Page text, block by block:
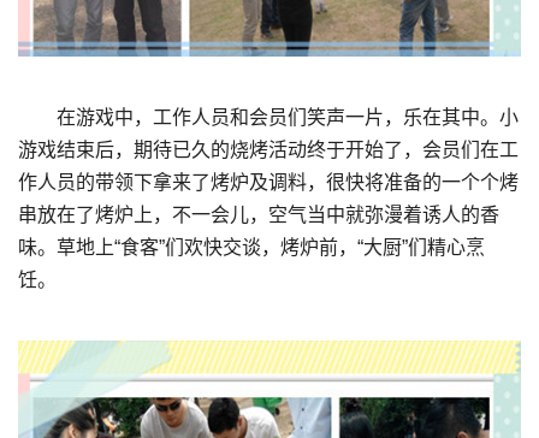
在游戏中，工作人员和会员们笑声一片，乐在其中。小
游戏结束后，期待已久的烧烤活动终于开始了，会员们在工
作人员的带领下拿来了烤炉及调料，很快将准备的一个个烤
串放在了烤炉上，不一会儿，空气当中就弥漫着诱人的香
味。草地上“食客”们欢快交谈，烤炉前，“大厨”们精心烹
饪。